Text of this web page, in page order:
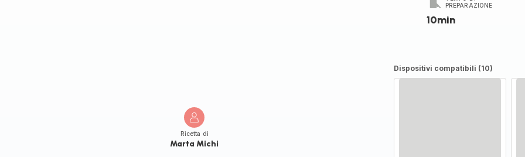
Ricetta di
Marta Michi
PREPARAZIONE
10min
Dispositivi compatibili (10)